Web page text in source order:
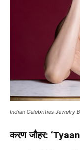
Indian Celebrities Jewelry
करण जौहर: